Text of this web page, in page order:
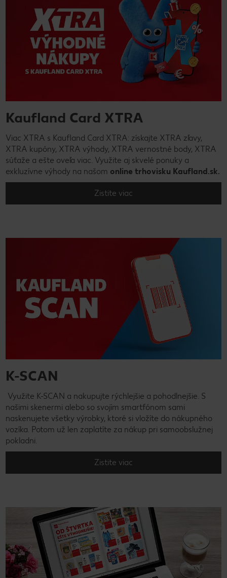
Kaufland Card XTRA
Viac XTRA s Kaufland Card XTRA: získajte XTRA zľavy,
XTRA kupóny, XTRA výhody, XTRA vernostné body, XTRA
súťaže a ešte oveľa viac. Využite aj skvelé ponuky a
exkluzívne výhody na našom online trhovisku Kaufland.sk.
Zistite viac
K-SCAN
Využite K-SCAN a nakupujte rýchlejšie a pohodlnejšie. S
našimi skenermi alebo so svojím smartfónom sami
naskenujete všetky výrobky, ktoré si vložíte do nákupného
vozíka. Potom už len zaplatíte za nákup pri samoobslužnej
pokladni.
Zistite viac